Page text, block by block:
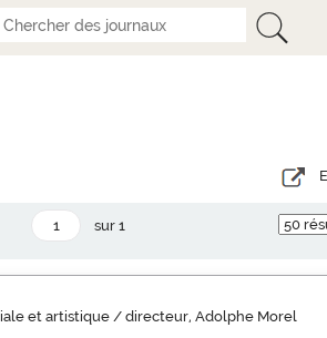
sur 1
et artistique / directeur, Adolphe Morel